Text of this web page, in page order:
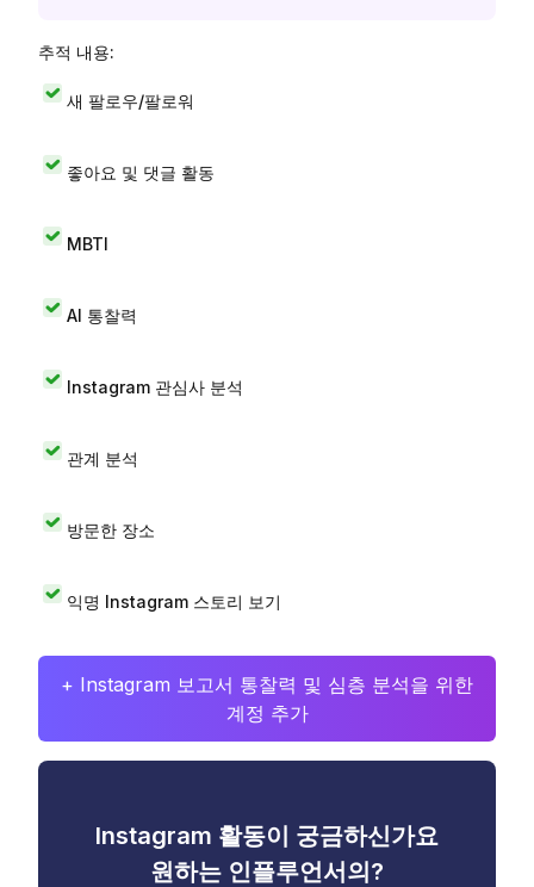
추적 내용:
새 팔로우/팔로워
좋아요 및 댓글 활동
MBTI
AI 통찰력
Instagram 관심사 분석
관계 분석
방문한 장소
익명 Instagram 스토리 보기
+ Instagram 보고서 통찰력 및 심층 분석을 위한
계정 추가
Instagram 활동이 궁금하신가요
원하는 인플루언서의?